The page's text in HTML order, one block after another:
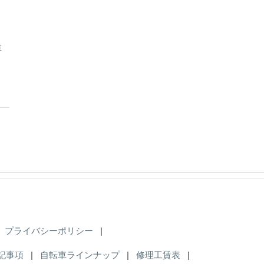
プライバシーポリシー |
事項 | 自転車ラインナップ | 修理工賃表 |